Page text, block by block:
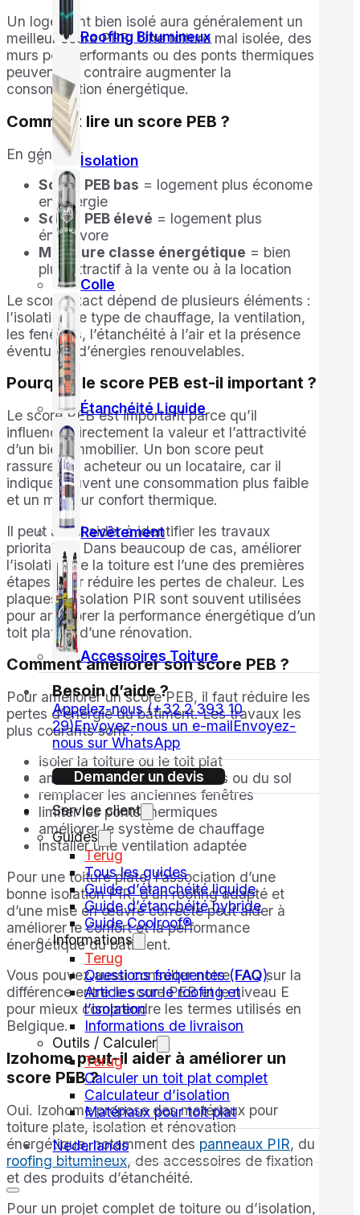
Roofing Bitumineux
Isolation
Colle
Étanchéité Liquide
Revêtement
Accessoires Toiture
Besoin d’aide ?
Appelez-nous (+32 2 393 10
29)Envoyez-nous un e-mailEnvoyez-
nous sur WhatsApp
Demander un devis
Service client
Guides
Terug
Tous les guides
Guide d’étanchéité liquide
Guide d’étanchéité hybride
Guide Coolroof®
Informations
Terug
Questions fréquentes (FAQ)
Articles sur le roofing et
l’isolation
Informations de livraison
Outils / Calculer
Terug
Calculer un toit plat complet
Calculateur d’isolation
Matériaux pour toit plat
Nederlands
Un logement bien isolé aura généralement un
meilleur score PEB. Une toiture mal isolée, des
murs peu performants ou des ponts thermiques
peuvent au contraire augmenter la
consommation énergétique.
Comment lire un score PEB ?
En général :
Score PEB bas = logement plus économe
en énergie
Score PEB élevé = logement plus
énergivore
Meilleure classe énergétique = bien
plus attractif à la vente ou à la location
Le score exact dépend de plusieurs éléments :
l’isolation, le type de chauffage, la ventilation,
les fenêtres, l’étanchéité à l’air et la présence
éventuelle d’énergies renouvelables.
Pourquoi le score PEB est-il important ?
Le score PEB est important parce qu’il
influence directement la valeur et l’attractivité
d’un bien immobilier. Un bon score peut
rassurer un acheteur ou un locataire, car il
indique souvent une consommation plus faible
et un meilleur confort thermique.
Il peut aussi aider à identifier les travaux
prioritaires. Dans beaucoup de cas, améliorer
l’isolation de la toiture est l’une des premières
étapes pour réduire les pertes de chaleur. Les
plaques d’isolation PIR sont souvent utilisées
pour améliorer la performance énergétique d’un
toit plat ou d’une rénovation.
Comment améliorer son score PEB ?
Pour améliorer un score PEB, il faut réduire les
pertes d’énergie du bâtiment. Les travaux les
plus courants sont :
isoler la toiture ou le toit plat
améliorer l’isolation des murs ou du sol
remplacer les anciennes fenêtres
limiter les ponts thermiques
améliorer le système de chauffage
installer une ventilation adaptée
Pour une toiture plate, l’association d’une
bonne isolation PIR, d’un roofing adapté et
d’une mise en œuvre correcte peut aider à
améliorer le confort et la performance
énergétique du bâtiment.
Vous pouvez aussi consulter notre FAQ sur la
différence entre le score PEB et le niveau E
pour mieux comprendre les termes utilisés en
Belgique.
Izohome peut-il aider à améliorer un
score PEB ?
Oui. Izohome propose des matériaux pour
toiture plate, isolation et rénovation
énergétique, notamment des panneaux PIR, du
roofing bitumineux, des accessoires de fixation
et des produits d’étanchéité.
Pour un projet complet de toiture ou d’isolation,